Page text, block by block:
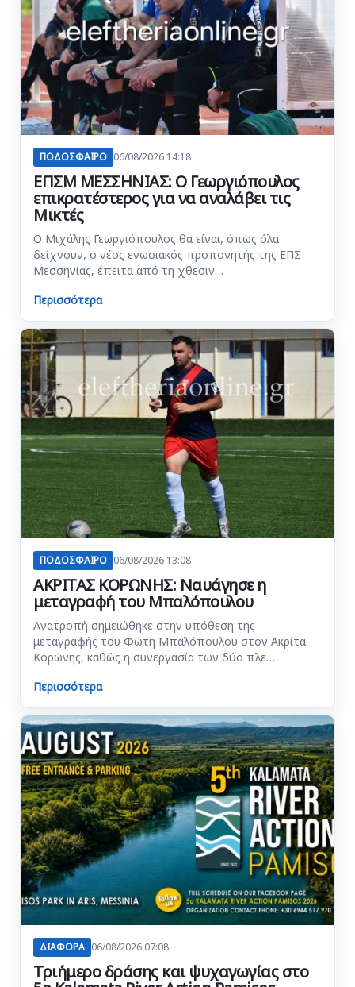
ΠΟΔΟΣΦΑΙΡΟ 06/08/2026 14:18
ΕΠΣΜ ΜΕΣΣΗΝΙΑΣ: Ο Γεωργιόπουλος
επικρατέστερος για να αναλάβει τις
Μικτές
Ο Μιχάλης Γεωργιόπουλος θα είναι, όπως όλα
δείχνουν, ο νέος ενωσιακός προπονητής της ΕΠΣ
Μεσσηνίας, έπειτα από τη χθεσιν…
Περισσότερα
ΠΟΔΟΣΦΑΙΡΟ 06/08/2026 13:08
ΑΚΡΙΤΑΣ ΚΟΡΩΝΗΣ: Ναυάγησε η
μεταγραφή του Μπαλόπουλου
Ανατροπή σημειώθηκε στην υπόθεση της
μεταγραφής του Φώτη Μπαλόπουλου στον Ακρίτα
Κορώνης, καθώς η συνεργασία των δύο πλε…
Περισσότερα
ΔΙΑΦΟΡΑ 06/08/2026 07:08
Τριήμερο δράσης και ψυχαγωγίας στο